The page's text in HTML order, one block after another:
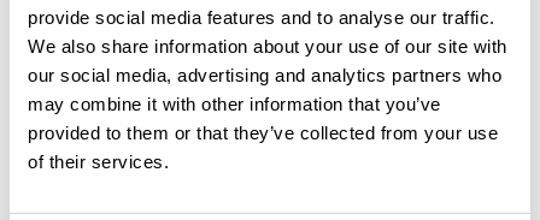
provide social media features and to analyse our traffic.
We also share information about your use of our site with
our social media, advertising and analytics partners who
may combine it with other information that you’ve
provided to them or that they’ve collected from your use
of their services.
Ajouter un avis
Découvrez ce parcours de vélo de 66,1 km à proximité de